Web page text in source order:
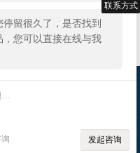
留很久了，是否找到
，您可以直接在线与我
发起咨询
联系方式